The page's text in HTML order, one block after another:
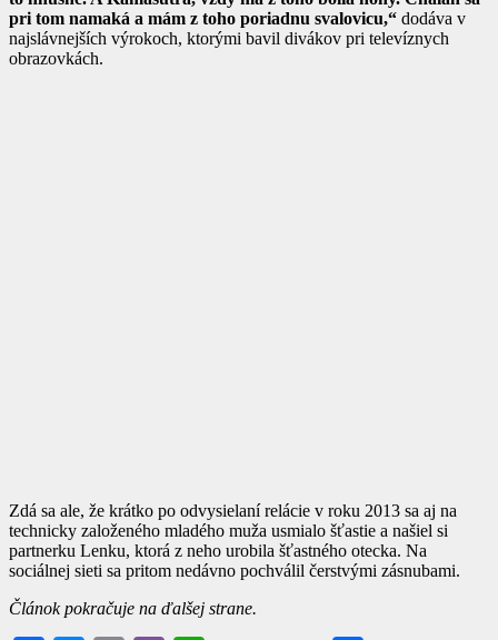
pri tom namaká a mám z toho poriadnu svalovicu,“ dodáva v
najslávnejších výrokoch, ktorými bavil divákov pri televíznych
obrazovkách.
Zdá sa ale, že krátko po odvysielaní relácie v roku 2013 sa aj na
technicky založeného mladého muža usmialo šťastie a našiel si
partnerku Lenku, ktorá z neho urobila šťastného otecka. Na
sociálnej sieti sa pritom nedávno pochválil čerstvými zásnubami.
Článok pokračuje na ďalšej strane.